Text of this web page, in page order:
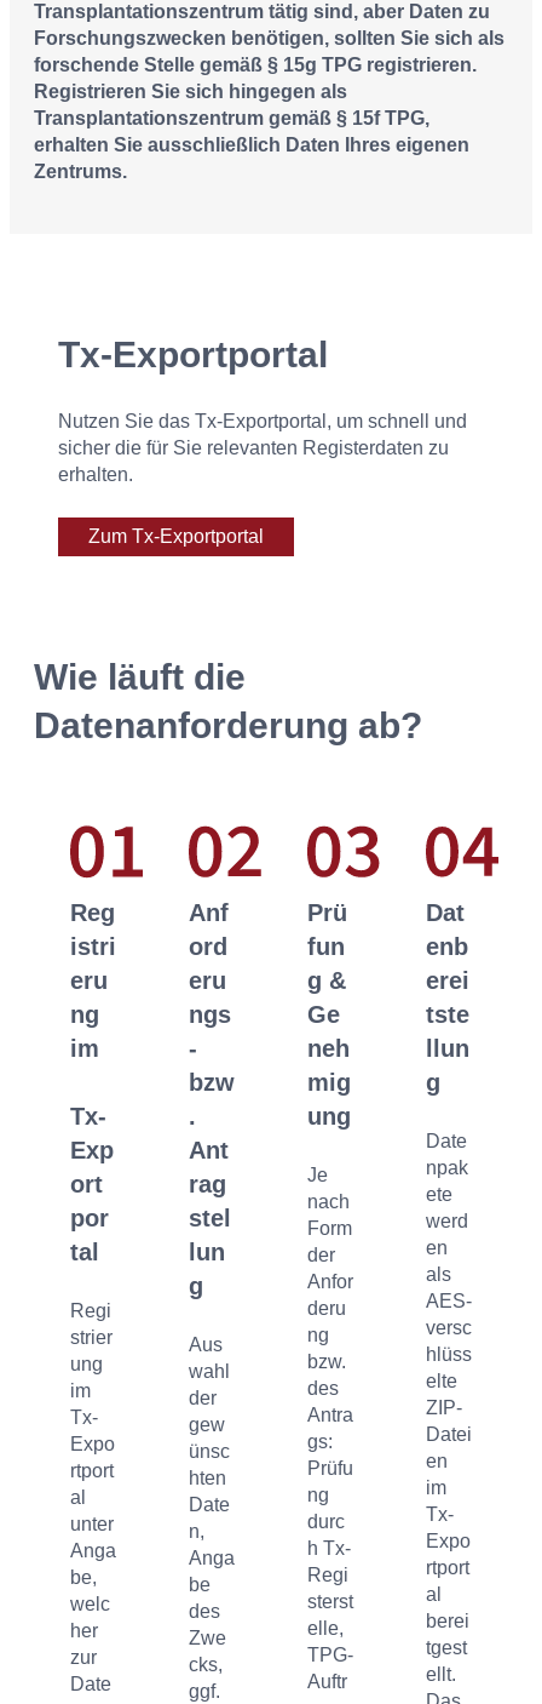
Transplantationszentrum tätig sind, aber Daten zu
Forschungszwecken benötigen, sollten Sie sich als
forschende Stelle gemäß § 15g TPG registrieren.
Registrieren Sie sich hingegen als
Transplantationszentrum gemäß § 15f TPG,
erhalten Sie ausschließlich Daten Ihres eigenen
Zentrums.
Tx-Exportportal
Nutzen Sie das Tx-Exportportal, um schnell und
sicher die für Sie relevanten Registerdaten zu
erhalten.
Zum Tx-Exportportal
Wie läuft die
Datenanforderung ab?
Reg
istri
eru
ng
im
Tx-
Exp
ort
por
tal
Regi
strier
ung
im
Tx-
Expo
rtport
al
unter
Anga
be,
welc
her
zur
Date
Anf
ord
eru
ngs
-
bzw
.
Ant
rag
stel
lun
g
Aus
wahl
der
gew
ünsc
hten
Date
n,
Anga
be
des
Zwe
cks,
ggf.
Prü
fun
g &
Ge
neh
mig
ung
Je
nach
Form
der
Anfor
deru
ng
bzw.
des
Antra
gs:
Prüfu
ng
durc
h Tx-
Regi
sterst
elle,
TPG-
Auftr
Dat
enb
erei
tste
llun
g
Date
npak
ete
werd
en
als
AES-
versc
hlüss
elte
ZIP-
Datei
en
im
Tx-
Expo
rtport
al
berei
tgest
ellt.